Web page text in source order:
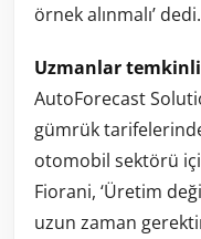
örnek alınmalı’ dedi.
Uzmanlar temkinli
AutoForecast
gümrük
otomobil sektörü
Fiorani, ‘Üretim
uzun zaman